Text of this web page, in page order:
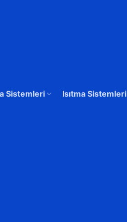
Sistemleri Isıtma Sistemleri